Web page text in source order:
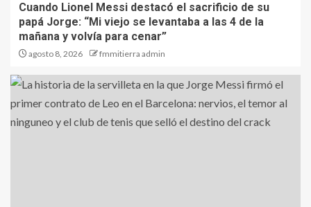
Cuando Lionel Messi destacó el sacrificio de su
papá Jorge: “Mi viejo se levantaba a las 4 de la
mañana y volvía para cenar”
agosto 8, 2026 fmmitierra admin